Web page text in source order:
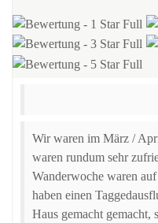
Wir waren im März /
waren rundum sehr
Wanderwoche waren
haben einen
Haus gemacht gemacht,